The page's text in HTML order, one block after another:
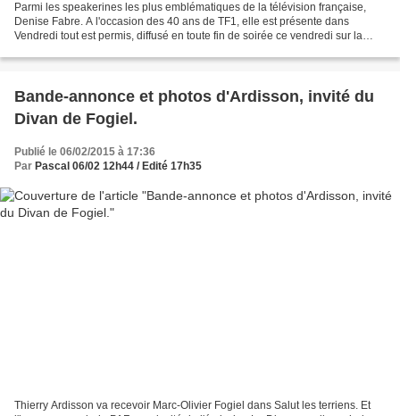
Parmi les speakerines les plus emblématiques de la télévision française,
Denise Fabre. A l'occasion des 40 ans de TF1, elle est présente dans
Vendredi tout est permis, diffusé en toute fin de soirée ce vendredi sur la
Bande-annonce et photos d'Ardisson, invité du
Divan de Fogiel.
Publié le 06/02/2015 à 17:36
Par Pascal 06/02 12h44 / Edité 17h35
Thierry Ardisson va recevoir Marc-Olivier Fogiel dans Salut les terriens. Et